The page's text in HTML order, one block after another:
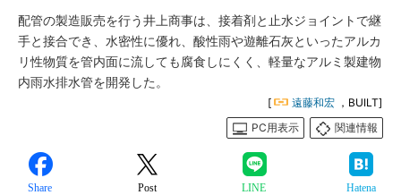
配管の製造販売を行う井上商事は、接着剤と止水ジョイントで継
手と接合でき、水密性に優れ、酸性雨や遊離石灰といったアルカ
リ性物質を管内面に流しても腐食しにくく、軽量なアルミ製建物
内雨水排水管を開発した。
[ 遠藤和宏 ，BUILT]
PC用表示
関連情報
Share Post LINE Hatena